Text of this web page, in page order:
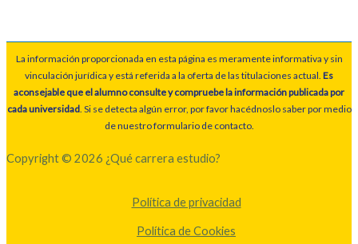
La información proporcionada en esta página es meramente informativa y sin
vinculación jurídica y está referida a la oferta de las titulaciones actual. Es
aconsejable que el alumno consulte y compruebe la información publicada por
cada universidad. Si se detecta algún error, por favor hacédnoslo saber por medio
de nuestro formulario de contacto.
Copyright © 2026 ¿Qué carrera estudio?
Política de privacidad
Política de Cookies